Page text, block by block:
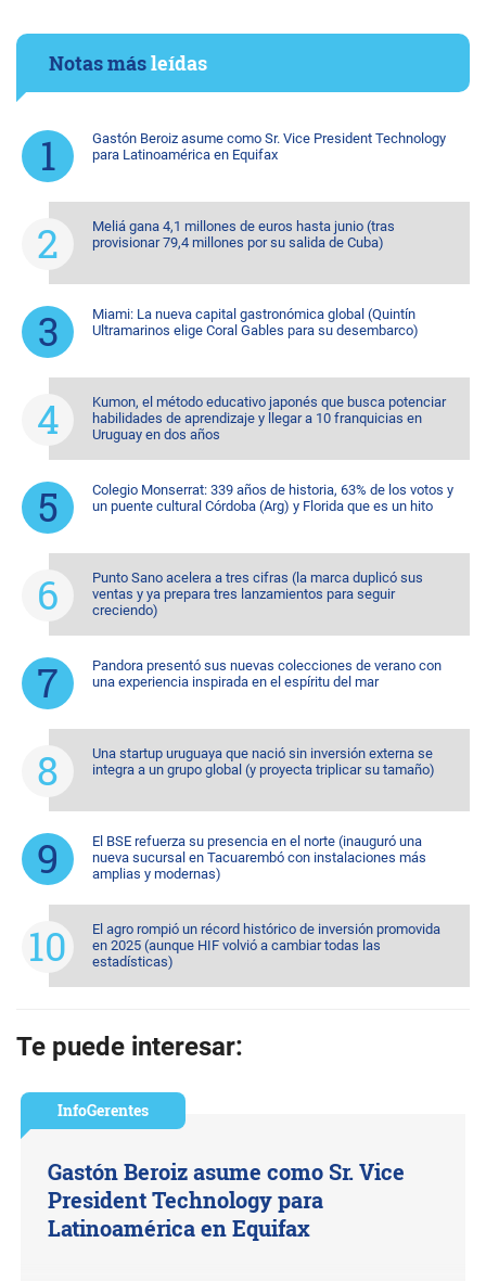
Notas másleídas
Gastón Beroiz asume como Sr. Vice President Technology
para Latinoamérica en Equifax
Meliá gana 4,1 millones de euros hasta junio (tras
provisionar 79,4 millones por su salida de Cuba)
Miami: La nueva capital gastronómica global (Quintín
Ultramarinos elige Coral Gables para su desembarco)
Kumon, el método educativo japonés que busca potenciar
habilidades de aprendizaje y llegar a 10 franquicias en
Uruguay en dos años
Colegio Monserrat: 339 años de historia, 63% de los votos y
un puente cultural Córdoba (Arg) y Florida que es un hito
Punto Sano acelera a tres cifras (la marca duplicó sus
ventas y ya prepara tres lanzamientos para seguir
creciendo)
Pandora presentó sus nuevas colecciones de verano con
una experiencia inspirada en el espíritu del mar
Una startup uruguaya que nació sin inversión externa se
integra a un grupo global (y proyecta triplicar su tamaño)
El BSE refuerza su presencia en el norte (inauguró una
nueva sucursal en Tacuarembó con instalaciones más
amplias y modernas)
El agro rompió un récord histórico de inversión promovida
en 2025 (aunque HIF volvió a cambiar todas las
estadísticas)
Te puede interesar:
InfoGerentes
Gastón Beroiz asume como Sr. Vice
President Technology para
Latinoamérica en Equifax